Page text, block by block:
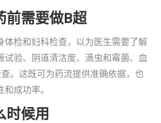
前需要做B超
体检和妇科检查，以为医生需要了解
试验、阴道清洁度、滴虫和霉菌、血
。这既可为药流提供准确依据，也
成功率。
时候用